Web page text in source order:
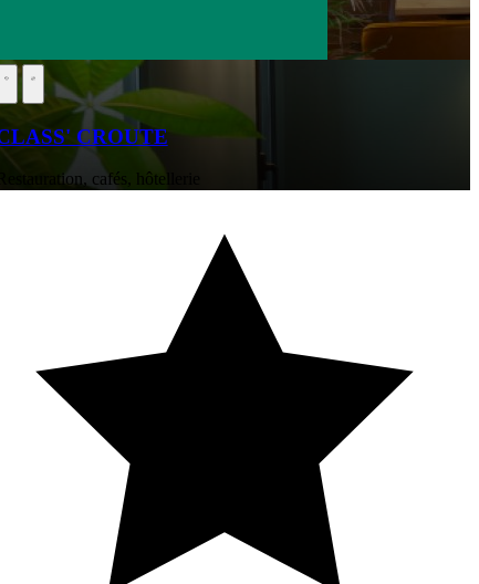
CROUTE
Restauration, cafés, hôtellerie